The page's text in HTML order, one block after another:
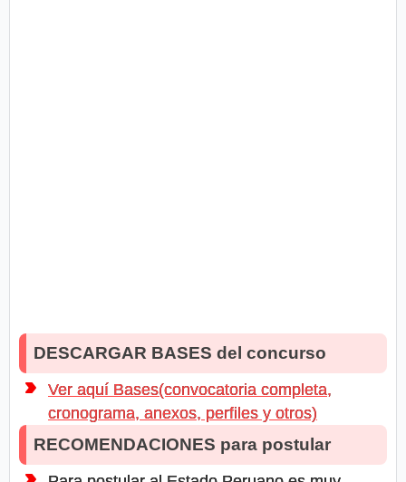
DESCARGAR BASES del concurso
Ver aquí Bases(convocatoria completa,
cronograma, anexos, perfiles y otros)
RECOMENDACIONES para postular